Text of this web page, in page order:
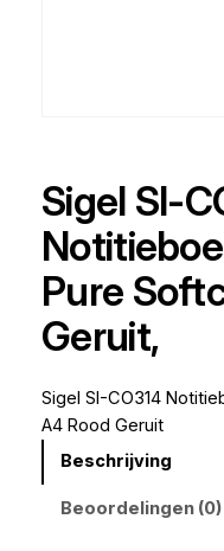
Sigel SI-
Pure
Geruit,
Sigel SI-CO314
A4 Rood Geruit
Beschrijving
Beoordelingen (0)